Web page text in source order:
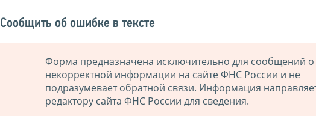
Сообщить об ошибке в тексте
Форма предназначена исключительно для сообщений о
некорректной информации на сайте ФНС России и не
подразумевает обратной связи. Информация
редактору сайта ФНС России для сведения.